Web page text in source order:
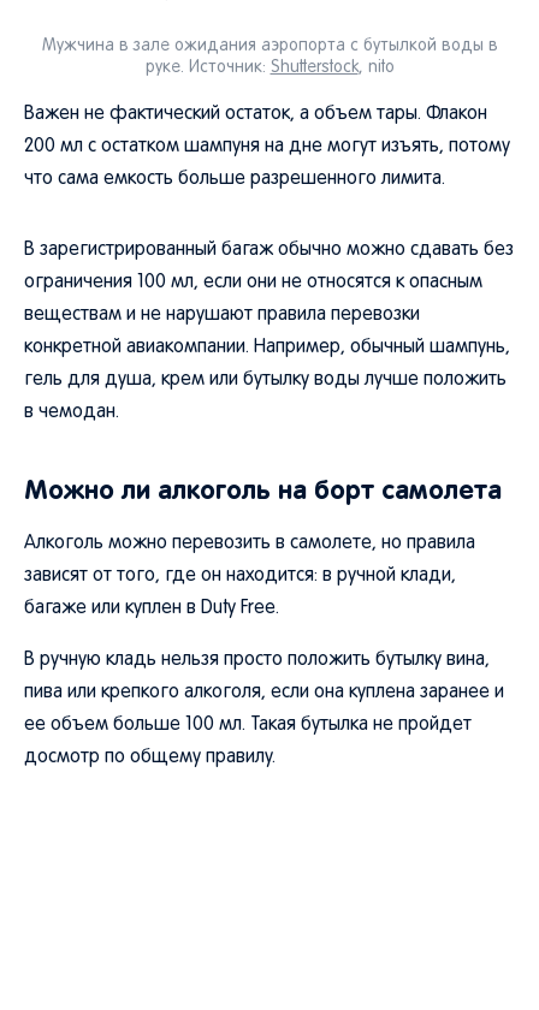
Мужчина в зале ожидания аэропорта с бутылкой воды в
руке. Источник: Shutterstock, nito
Важен не фактический остаток, а объем тары. Флакон
200 мл с остатком шампуня на дне могут изъять, потому
что сама емкость больше разрешенного лимита.
В зарегистрированный багаж обычно можно сдавать без
ограничения 100 мл, если они не относятся к опасным
веществам и не нарушают правила перевозки
конкретной авиакомпании. Например, обычный шампунь,
гель для душа, крем или бутылку воды лучше положить
в чемодан.
Можно ли алкоголь на борт самолета
Алкоголь можно перевозить в самолете, но правила
зависят от того, где он находится: в ручной клади,
багаже или куплен в Duty Free.
В ручную кладь нельзя просто положить бутылку вина,
пива или крепкого алкоголя, если она куплена заранее и
ее объем больше 100 мл. Такая бутылка не пройдет
досмотр по общему правилу.